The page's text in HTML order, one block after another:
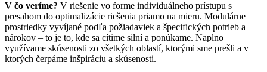
V čo veríme? V riešenie vo forme individuálneho prístupu s
presahom do optimalizácie riešenia priamo na mieru. Modulárne
prostriedky vyvíjané podľa požiadaviek a špecifických potrieb a
nárokov – to je to, kde sa cítime silní a ponúkame. Naplno
využívame skúsenosti zo všetkých oblastí, ktorými sme prešli a v
ktorých čerpáme inšpiráciu a skúsenosti.